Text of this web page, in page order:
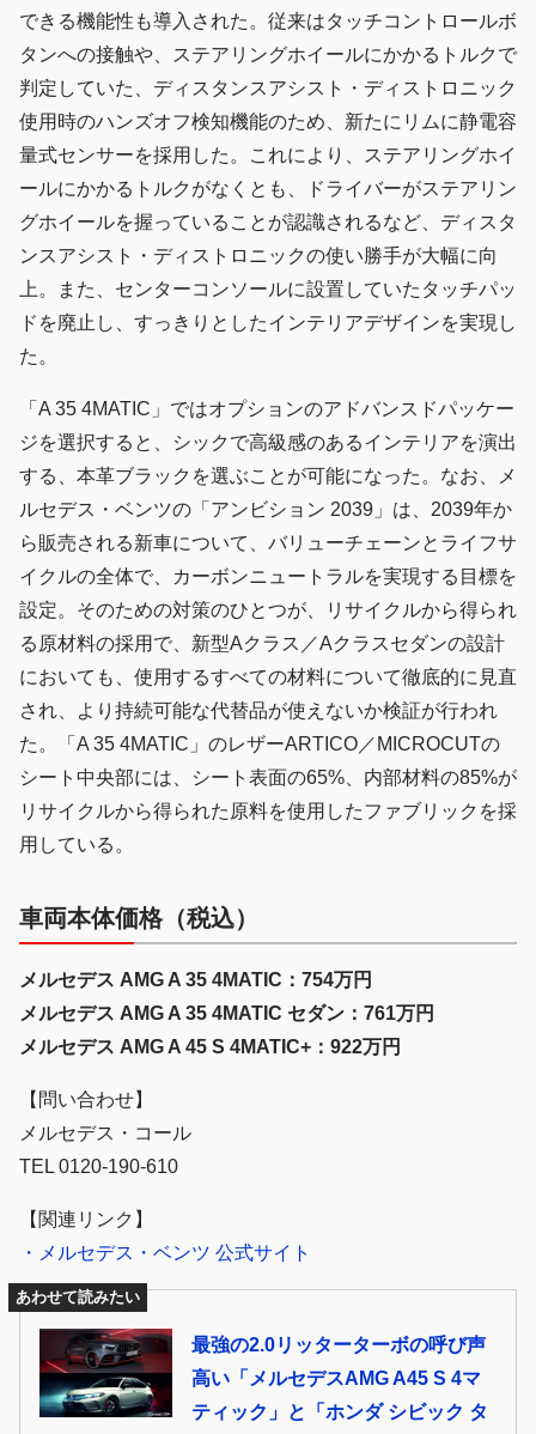
できる機能性も導入された。従来はタッチコントロールボ
タンへの接触や、ステアリングホイールにかかるトルクで
判定していた、ディスタンスアシスト・ディストロニック
使用時のハンズオフ検知機能のため、新たにリムに静電容
量式センサーを採用した。これにより、ステアリングホイ
ールにかかるトルクがなくとも、ドライバーがステアリン
グホイールを握っていることが認識されるなど、ディスタ
ンスアシスト・ディストロニックの使い勝手が大幅に向
上。また、センターコンソールに設置していたタッチパッ
ドを廃止し、すっきりとしたインテリアデザインを実現し
た。
「A 35 4MATIC」ではオプションのアドバンスドパッケー
ジを選択すると、シックで高級感のあるインテリアを演出
する、本革ブラックを選ぶことが可能になった。なお、メ
ルセデス・ベンツの「アンビション 2039」は、2039年か
ら販売される新車について、バリューチェーンとライフサ
イクルの全体で、カーボンニュートラルを実現する目標を
設定。そのための対策のひとつが、リサイクルから得られ
る原材料の採用で、新型Aクラス／Aクラスセダンの設計
においても、使用するすべての材料について徹底的に見直
され、より持続可能な代替品が使えないか検証が行われ
た。「A 35 4MATIC」のレザーARTICO／MICROCUTの
シート中央部には、シート表面の65%、内部材料の85%が
リサイクルから得られた原料を使用したファブリックを採
用している。
車両本体価格（税込）
メルセデス AMG A 35 4MATIC：754万円
メルセデス AMG A 35 4MATIC セダン：761万円
メルセデス AMG A 45 S 4MATIC+：922万円
【問い合わせ】
メルセデス・コール
TEL 0120-190-610
【関連リンク】
・メルセデス・ベンツ 公式サイト
あわせて読みたい
最強の2.0リッターターボの呼び声
高い「メルセデスAMG A45 S 4マ
ティック」と「ホンダ シビック タ